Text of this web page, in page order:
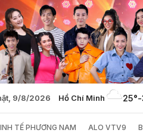
9/8/2026 Hồ Chí Minh 25°-
TẾ PHƯƠNG NAM ALO VTV9